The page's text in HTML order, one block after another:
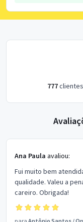
777
Ana Paula avaliou:
Fui muito bem
qualidade. Valeu a
careiro. Obrigada!